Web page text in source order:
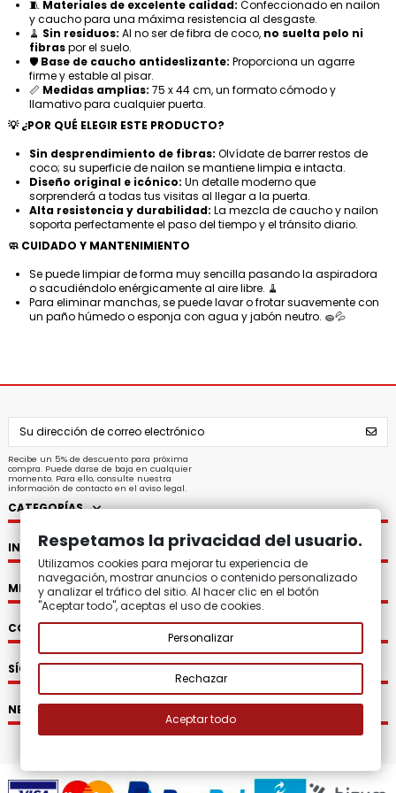
🧵 Materiales de excelente calidad: Confeccionado en nailon
y caucho para una máxima resistencia al desgaste.
🧹 Sin residuos: Al no ser de fibra de coco, no suelta pelo ni
fibraspor el suelo.
🛡️ Base de caucho antideslizante: Proporciona un agarre
firme y estable al pisar.
📏 Medidas amplias: 75 x 44 cm, un formato cómodo y
llamativo para cualquier puerta.
💡 ¿POR QUÉ ELEGIR ESTE PRODUCTO?
Sin desprendimiento de fibras: Olvídate de barrer restos de
coco; su superficie de nailon se mantiene limpia e intacta.
Diseño original e icónico: Un detalle moderno que
sorprenderá a todas tus visitas al llegar a la puerta.
Alta resistencia y durabilidad: La mezcla de caucho y nailon
soporta perfectamente el paso del tiempo y el tránsito diario.
🧼 CUIDADO Y MANTENIMIENTO
Se puede limpiar de forma muy sencilla pasando la aspiradora
o sacudiéndolo enérgicamente al aire libre. 🧹
Para eliminar manchas, se puede lavar o frotar suavemente con
un paño húmedo o esponja con agua y jabón neutro. 🧽💦
Recibe un 5% de descuento para próxima
compra. Puede darse de baja en cualquier
momento. Para ello, consulte nuestra
información de contacto en el aviso legal.
CATEGORÍAS
INFORMACIÓN
MI CUENTA
CONTACTO
SÍGUENOS
NEWSLETTER
Respetamos la privacidad del usuario.
Utilizamos cookies para mejorar tu experiencia de
navegación, mostrar anuncios o contenido personalizado
y analizar el tráfico del sitio. Al hacer clic en el botón
"Aceptar todo", aceptas el uso de cookies.
Personalizar
Rechazar
Aceptar todo